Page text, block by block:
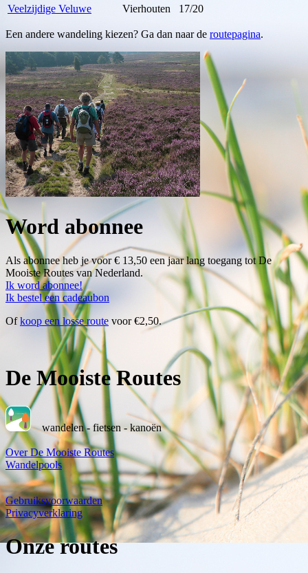
Veelzijdige Veluwe
Vierhouten 17/20
Een andere wandeling kiezen? Ga dan naar de routepagina.
Word abonnee
Als abonnee heb je voor € 13,50 een jaar lang toegang tot De
Mooiste Routes van Nederland.
Ik word abonnee!
Ik bestel een cadeaubon
Ofkoop een losse route voor €2,50.
De Mooiste Routes
wandelen - fietsen - kanoën
Over De Mooiste Routes
Wandelpools
Gebruiksvoorwaarden
Privacyverklaring
Onze routes